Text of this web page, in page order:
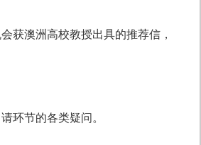
获澳洲高校教授出具的推荐信，
环节的各类疑问。